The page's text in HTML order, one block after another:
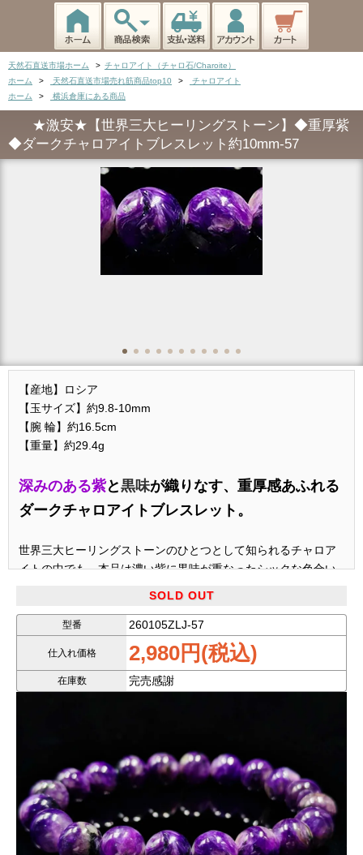
天然石直送市場ホーム > チャロアイト（チャロ石/Charoite）
ホーム
> 天然石直送市場売れ筋商品top10 >
チャロアイト
ホーム
> 横浜倉庫にある商品
★激安★【世界三大ヒーリングストーン】◆重厚紫
◆ダークチャロアイトブレスレット約10mm-57
【産地】ロシア
【玉サイズ】約9.8-10mm
【腕 輪】約16.5cm
【重量】約29.4g
深みのある紫と黒味が織りなす、重厚感あふれる
ダークチャロアイトブレスレット。
世界三大ヒーリングストーンのひとつとして知られるチャロア
イトの中でも、本品は濃い紫に黒味が重なったシックな色合い
チャロアイトシリカタイプ（260105ZLJ-36～260105ZLJ-49）
さらにお求めやすい価格帯での入荷となり、
ォーマンスの高さ
も大きな魅力です。
チャロアイト特有のマトリクス
人工的な着色や処理は一切行っていない天然色・無着色
す。
派手さよりも重厚感・落ち着き・守護石らしさを重視される方
におすすめで、特に男性のお客様からも人気の高いカラータイ
SOLD OUT
型番 260105ZLJ-57
仕入れ価格 2,980円(税込)
在庫数 完売感謝